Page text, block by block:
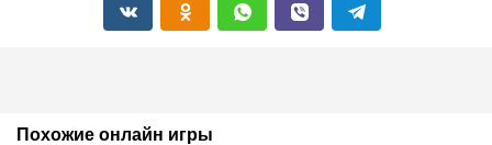
Похожие онлайн игры